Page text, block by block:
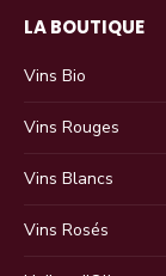
LA BOUTIQUE
Vins Bio
Vins Rouges
Vins Blancs
Vins Rosés